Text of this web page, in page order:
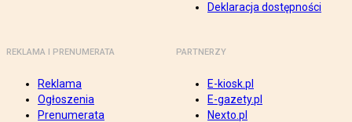
Deklaracja dostępności
REKLAMA I PRENUMERATA
Reklama
Ogłoszenia
Prenumerata
PARTNERZY
E-kiosk.pl
E-gazety.pl
Nexto.pl